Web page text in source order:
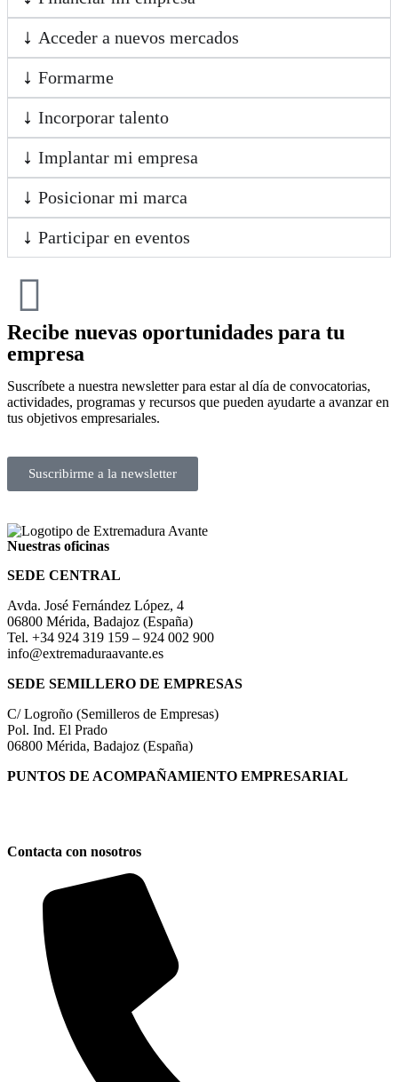
Acceder a nuevos mercados
Formarme
Incorporar talento
Implantar mi empresa
Posicionar mi marca
Participar en eventos
Recibe nuevas oportunidades para tu
empresa
Suscríbete a nuestra newsletter para estar al día de convocatorias,
actividades, programas y recursos que pueden ayudarte a avanzar en
tus objetivos empresariales.
Suscribirme a la newsletter
Nuestras oficinas
SEDE CENTRAL
Avda. José Fernández López, 4
06800 Mérida, Badajoz (España)
Tel. +34 924 319 159 – 924 002 900
info@extremaduraavante.es
SEDE SEMILLERO DE EMPRESAS
C/ Logroño (Semilleros de Empresas)
Pol. Ind. El Prado
06800 Mérida, Badajoz (España)
PUNTOS DE ACOMPAÑAMIENTO EMPRESARIAL
Contacta con nosotros